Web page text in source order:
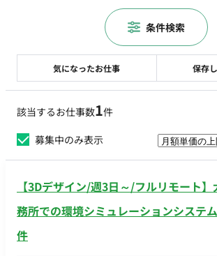
該当するお仕事数1件
募集中のみ表示
【3Dデザイン/週3日～/フルリモート
務所での環境シミュレーションシステ
件
気になったお仕事 保存
条件検索